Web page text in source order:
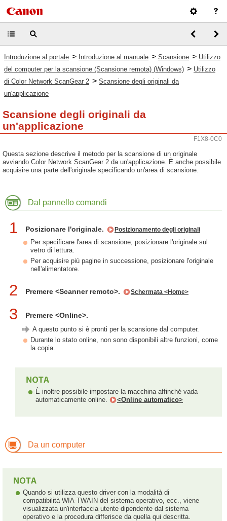
Introduzione al portale > Introduzione al manuale > Scansione > Utilizzo
del computer per la scansione (Scansione remota) (Windows) > Utilizzo
di Color Network ScanGear 2 > Scansione degli originali da
un'applicazione
Scansione degli originali da
un'applicazione
F1X8-0C0
Questa sezione descrive il metodo per la scansione di un originale
avviando Color Network ScanGear 2 da un'applicazione. È anche possibile
acquisire una parte dell'originale specificando un'area di scansione.
Dal pannello comandi
1 Posizionare l'originale. Posizionamento degli originali
Per specificare l'area di scansione, posizionare l'originale sul
vetro di lettura.
Per acquisire più pagine in successione, posizionare l'originale
nell'alimentatore.
2 Premere <Scanner remoto>. Schermata <Home>
3 Premere <Online>.
A questo punto si è pronti per la scansione dal computer.
Durante lo stato online, non sono disponibili altre funzioni, come
la copia.
È inoltre possibile impostare la macchina affinché vada
automaticamente online.
<Online automatico>
Da un computer
Quando si utilizza questo driver con la modalità di
compatibilità WIA-TWAIN del sistema operativo, ecc., viene
visualizzata un'interfaccia utente dipendente dal sistema
operativo e la procedura differisce da quella qui descritta.